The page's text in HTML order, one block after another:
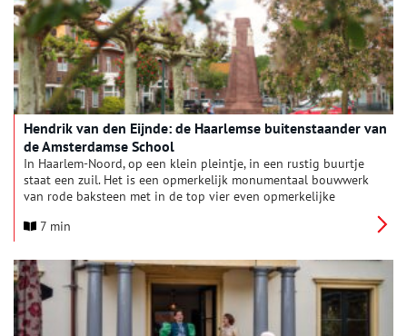
Hendrik van den Eijnde: de Haarlemse buitenstaander van
de Amsterdamse School
In Haarlem-Noord, op een klein pleintje, in een rustig buurtje
staat een zuil. Het is een opmerkelijk monumentaal bouwwerk
van rode baksteen met in de top vier even opmerkelijke
beeldhouwer Hendrik van den Eijnde. Zijn naam is wellicht
gebouwen in heel Nederland wel eens gezien hebben. Alleen
de zuil in Haarlem-Noord staat daar relatief verscholen in de
geborgenheid van een woonerf. Vreemde figuren kijken in vier
windrichtingen. Wat zijn dit voor een figuren en waarom staan
ze daar?
7 min